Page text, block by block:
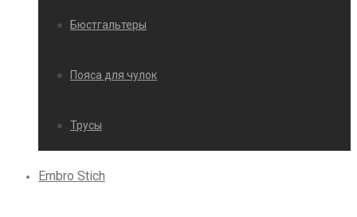
Бюстгальтеры
Пояса для чулок
Трусы
Embro Stich